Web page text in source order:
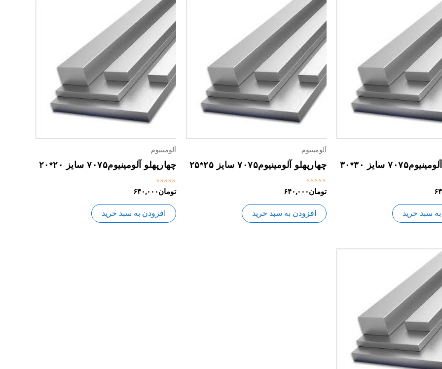
سایز ۳۰*۳۰
سبد خرید
آلومینیوم
چهارپهلو آلومینیوم۷۰۷۵ سایز ۲۵*۲۵
نمره
0
از
5
تومان۶۴۰,۰۰۰
افزودن به سبد خرید
آلومینیوم
چهارپهلو آلومینیوم۷۰۷۵ سایز ۲۰*۲۰
نمره
0
از
5
تومان۶۴۰,۰۰۰
افزودن به سبد خرید